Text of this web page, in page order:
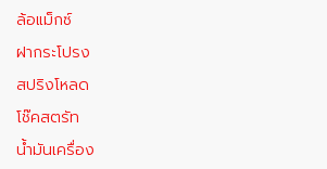
ล้อแม็กซ์
ฝากระโปรง
สปริงโหลด
โช๊คสตรัท
น้ำมันเครื่อง